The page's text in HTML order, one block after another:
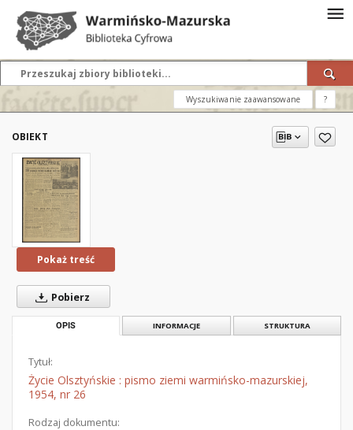
Wyszukiwanie zaawansowane ?
OBIEKT
Pokaż treść
Pobierz
OPIS INFORMACJE STRUKTURA
Tytuł:
Życie Olsztyńskie : pismo ziemi warmińsko-mazurskiej,
1954, nr 26
Rodzaj dokumentu: